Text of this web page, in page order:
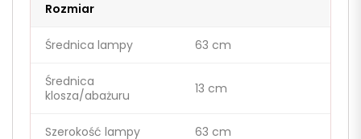
Rozmiar
Średnica lampy 63 cm
Średnica
klosza/abażuru
13 cm
Szerokość lampy 63 cm